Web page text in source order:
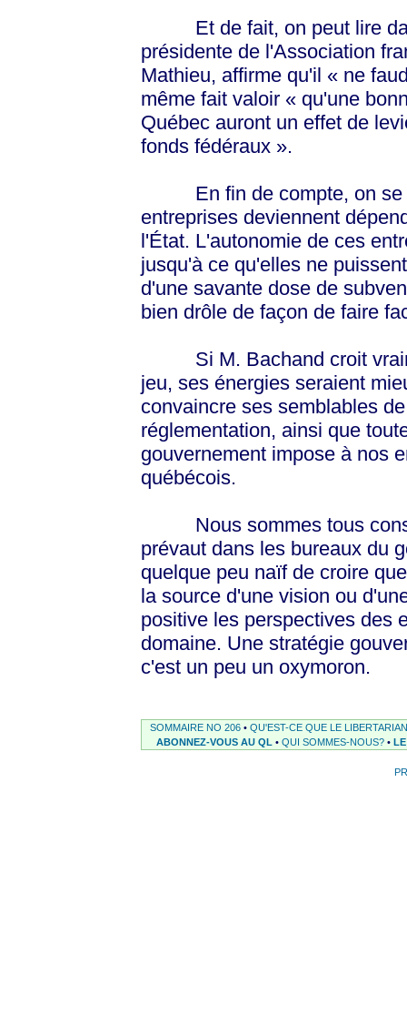
Et de fait, on peut lire
présidente de l'Association
Mathieu, affirme qu'il « ne
même fait valoir « qu'une
Québec auront un effet de
fonds fédéraux ».
En fin de compte, on se
entreprises deviennent
l'État. L'autonomie de ces
jusqu'à ce qu'elles ne
d'une savante dose de
bien drôle de façon de faire
Si M. Bachand croit
jeu, ses énergies seraient
convaincre ses semblables
réglementation, ainsi que
gouvernement impose à nos
québécois.
Nous sommes tous
prévaut dans les bureaux du
quelque peu naïf de croire
la source d'une vision ou
positive les perspectives des
domaine. Une stratégie
c'est un peu un oxymoron.
SOMMAIRE NO 206 • QU'EST-CE QUE LE
ABONNEZ-VOUS AU QL • QUI SOMMES-NOUS?•